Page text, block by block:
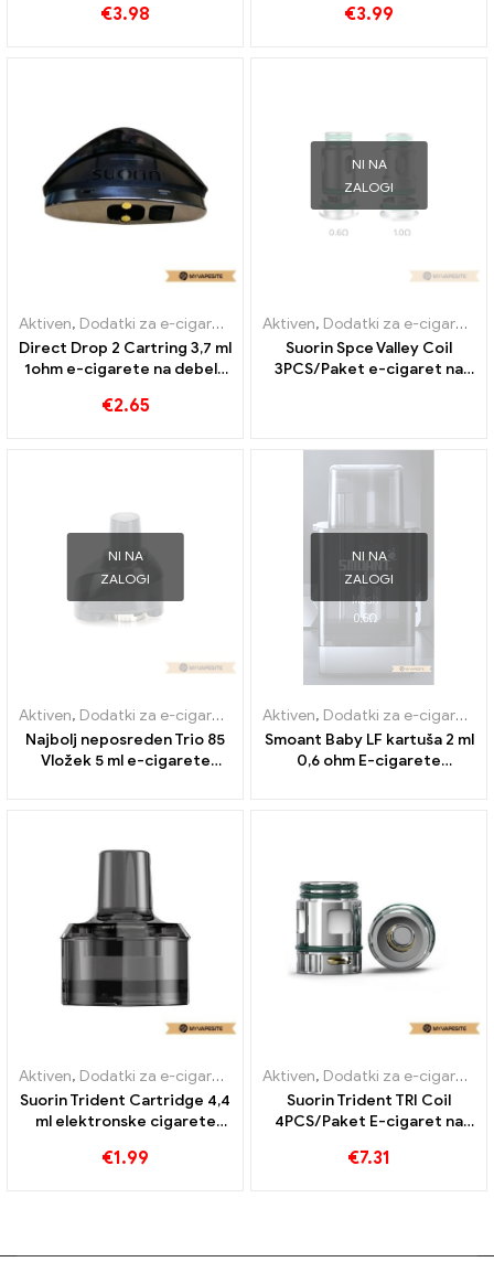
€3.98
meri
€3.99
Aktiven, Dodatki za e-cigarete
Uparjalnik
Direct Drop 2 Cartring 3,7 ml
1ohm e-cigarete na debelo
€2.65
NI NA
ZALOGI
Aktiven, Dodatki za e-cigarete
Suorin Spce Valley Coil
3PCS/Paket e-cigaret na
NI NA
ZALOGI
Aktiven, Dodatki za e-cigarete
Uparjalnik
Najbolj neposreden Trio 85
Vložek 5 ml e-cigarete
NI NA
ZALOGI
Aktiven, Dodatki za e-cigarete
Smoant Baby LF kartuša 2 ml
0,6 ohm E-cigarete
Aktiven, Dodatki za e-cigarete
Uparjalnik
Suorin Trident Cartridge 4,4
ml elektronske cigarete
€1.99
Aktiven, Dodatki za e-cigarete
Suorin Trident TRI Coil
4PCS/Paket E-cigaret na
€7.31